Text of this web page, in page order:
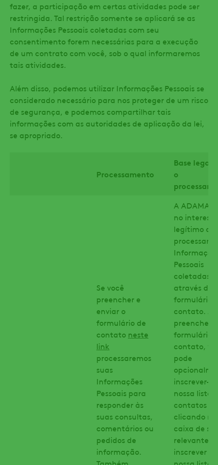
fazer, a participação em certas atividades pode ser
restringida. Tal restrição somente se aplicará se as
Informações Pessoais coletadas com seu
consentimento forem necessárias para a execução
de um contrato com você, sob o qual informaremos
tais atividades.
Além disso, podemos utilizar Informações Pessoais se
considerado necessário para nos proteger de um risco
de segurança, e podemos compartilhar tais
informações com as autoridades de aplicação da lei,
se apropriado.
Processamento
Base legal
o
Se você
preencher e
enviar o
formulário de
contato neste
link
processaremos
suas
Informações
Pessoais para
responder às
suas consultas,
comentários ou
pedidos de
informação.
A ADAMA
no interesse
legítimo ao
processar
Pessoais
coletadas
através do
formulário
contato. Ao
preencher o
formulário
contato,
pode
inscrever-
nossa lista
contatos
clicando na
caixa de
relevante.
inscrever